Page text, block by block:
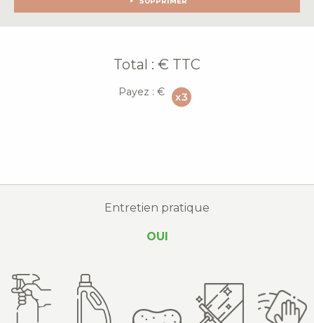
Total : € TTC
Payez :€
Entretien pratique
OUI